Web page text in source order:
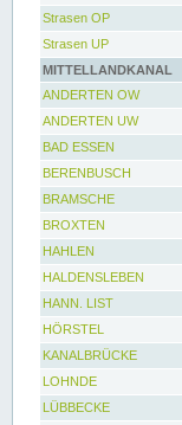
Strasen OP
Strasen UP
MITTELLANDKANAL
ANDERTEN OW
ANDERTEN UW
BAD ESSEN
BERENBUSCH
BRAMSCHE
BROXTEN
HAHLEN
HALDENSLEBEN
HANN. LIST
HÖRSTEL
KANALBRÜCKE
LOHNDE
LÜBBECKE